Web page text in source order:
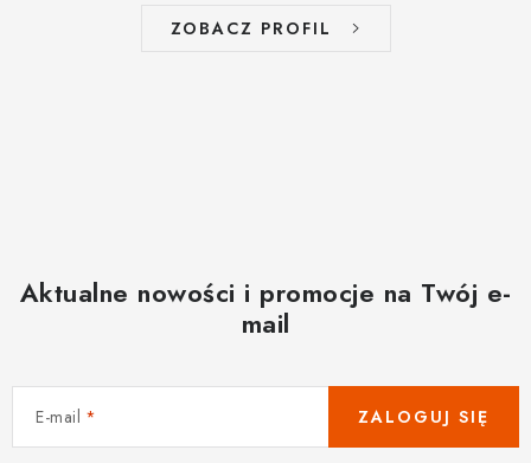
ZOBACZ PROFIL
Aktualne nowości i promocje na Twój e-
mail
E-mail ZALOGUJ SIĘ